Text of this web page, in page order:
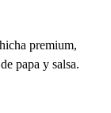
premium,
papa y salsa.